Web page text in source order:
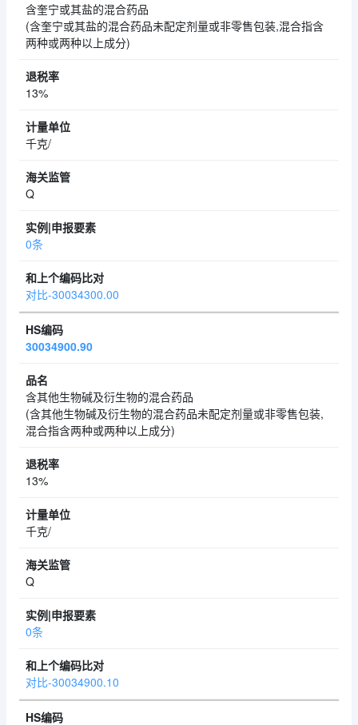
含奎宁或其盐的混合药品
(含奎宁或其盐的混合药品未配定剂量或非零售包装,混合指含
两种或两种以上成分)
13%
千克/
Q
0条
对比-30034300.00
30034900.90
含其他生物碱及衍生物的混合药品
(含其他生物碱及衍生物的混合药品未配定剂量或非零售包装,
混合指含两种或两种以上成分)
13%
千克/
Q
0条
对比-30034900.10